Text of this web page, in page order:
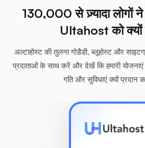
130,000 से ज़्यादा लोगों
Ultahost को क्यों
अल्टाहोस्ट की तुलना गोडैडी, ब्लूहोस्ट और
प्रदाताओं के साथ करें और देखें कि हमारी
गति और सुविधाएं क्यों प्रदान